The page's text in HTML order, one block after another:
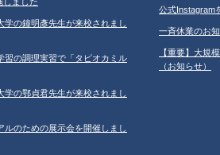
学の鐘明彥先生が来校されまし
習の調理実習で「タピオカミル
学の鄂貞君先生が来校されまし
ルのための展示会を開催しまし
公式Instagram
一斉休業のお
【重要】大規
（お知らせ）